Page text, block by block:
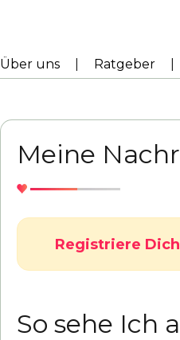
Über uns Ratgeber
Meine
Registriere
So sehe Ich